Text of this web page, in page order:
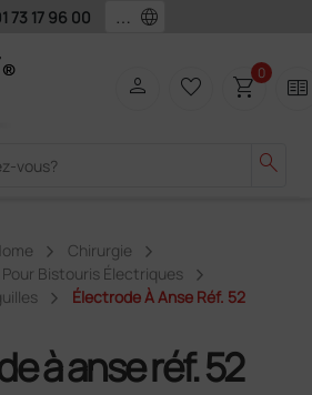
73 17 96 00 language
search
person favorite_border shopping_cart0 two_pager
Chirurgie
Bistouris Électriques
Électrode À Anse Réf. 52
à anse réf. 52